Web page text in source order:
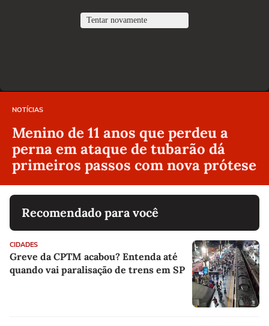
NOTÍCIAS
Menino de 11 anos que perdeu a
perna em ataque de tubarão dá
primeiros passos com nova prótese
Recomendado para você
CIDADES
Greve da CPTM acabou? Entenda até
quando vai paralisação de trens em SP